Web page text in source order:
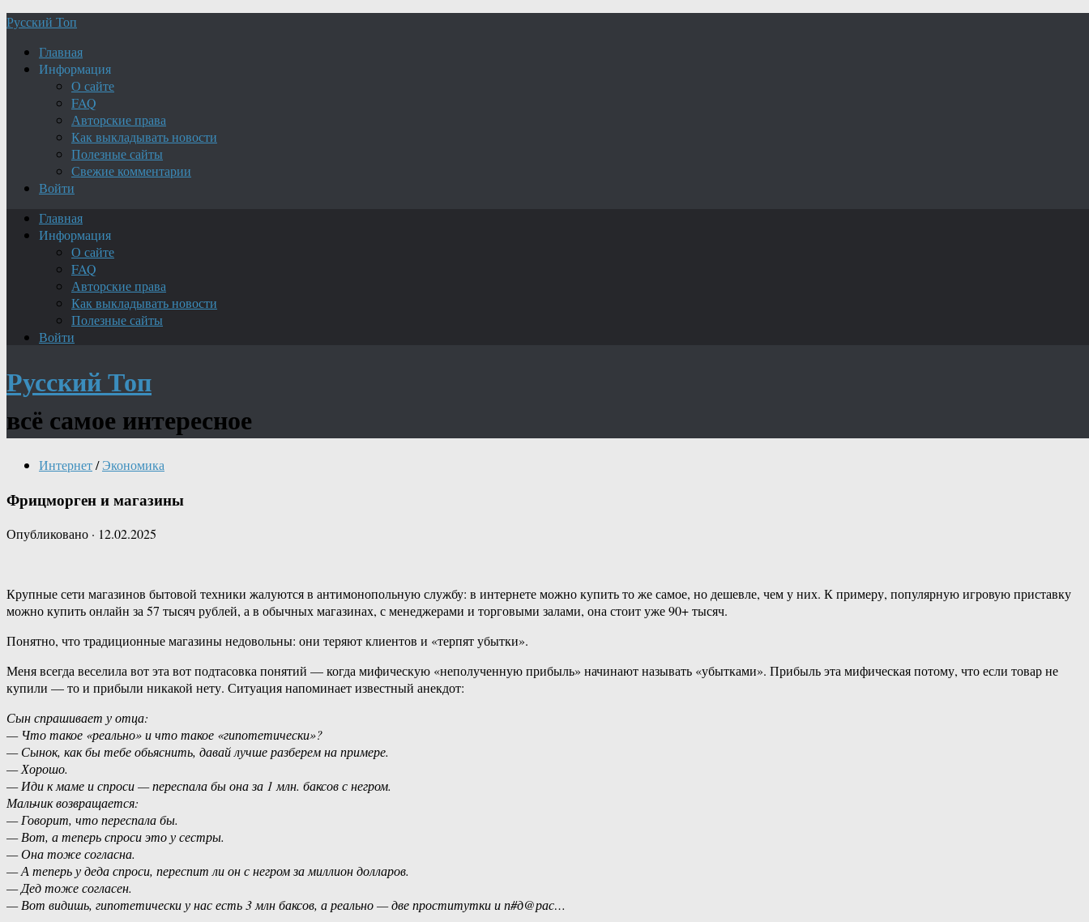
Русский Топ
Главная
Информация
О сайте
FAQ
Авторские права
Как выкладывать новости
Полезные сайты
Свежие комментарии
Войти
Главная
Информация
О сайте
FAQ
Авторские права
Как выкладывать новости
Полезные сайты
Войти
Русский Топ
всё самое интересное
Интернет/ Экономика
Фрицморген и магазины
Опубликовано · 12.02.2025
Крупные сети магазинов бытовой техники жалуются в антимонопольную службу: в интернете можно купить то же самое, но дешевле, чем у них. К примеру, популярную игровую приставку
можно купить онлайн за 57 тысяч рублей, а в обычных магазинах, с менеджерами и торговыми залами, она стоит уже 90+ тысяч.
Понятно, что традиционные магазины недовольны: они теряют клиентов и «терпят убытки».
Меня всегда веселила вот эта вот подтасовка понятий — когда мифическую «неполученную прибыль» начинают называть «убытками». Прибыль эта мифическая потому, что если товар не
купили — то и прибыли никакой нету. Ситуация напоминает известный анекдот:
Сын спрашивает у отца:
— Что такое «реально» и что такое «гипотетически»?
— Сынок, как бы тебе обьяснить, давай лучше разберем на примере.
— Хорошо.
— Иди к маме и спроси — переспала бы она за 1 млн. баксов с негром.
Мальчик возвращается:
— Говорит, что переспала бы.
— Вот, а теперь спроси это у сестры.
— Она тоже согласна.
— А теперь у деда спроси, переспит ли он с негром за миллион долларов.
— Дед тоже согласен.
— Вот видишь, гипотетически у нас есть 3 млн баксов, а реально — две проститутки и п#д@рас…